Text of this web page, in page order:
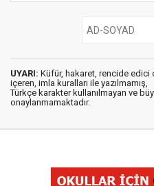
UYARI: Küfür, hakaret, rencide edici
içeren, imla kuralları ile yazılmamış,
Türkçe karakter kullanılmayan ve
onaylanmamaktadır.